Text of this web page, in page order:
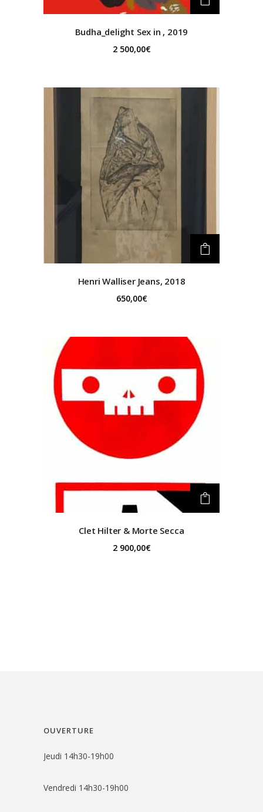
Budha_delight Sex in , 2019
2 500,00€
Henri Walliser Jeans, 2018
650,00€
Clet Hilter & Morte Secca
2 900,00€
OUVERTURE
Jeudi 14h30-19h00
Vendredi 14h30-19h00